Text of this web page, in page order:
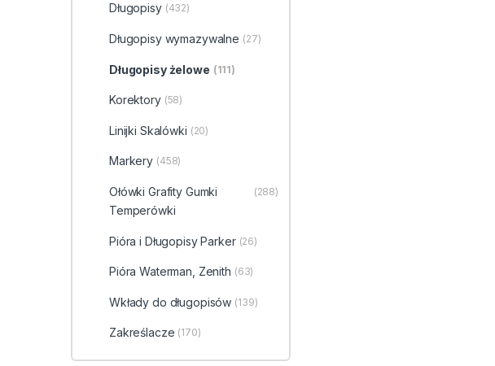
Długopisy (432)
Długopisy wymazywalne (27)
Długopisy żelowe (111)
Korektory (58)
Linijki Skalówki (20)
Markery (458)
Ołówki Grafity Gumki
Temperówki
(288)
Pióra i Długopisy Parker (26)
Pióra Waterman, Zenith (63)
Wkłady do długopisów (139)
Zakreślacze (170)